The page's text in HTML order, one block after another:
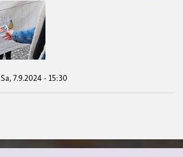
Sa, 7.9.2024 - 15:30